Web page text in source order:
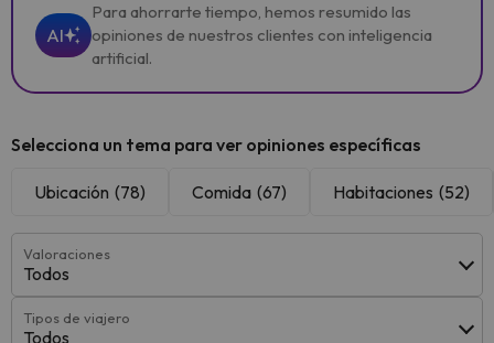
AI
Para ahorrarte tiempo, hemos resumido las
opiniones de nuestros clientes con inteligencia
artificial.
Selecciona un tema para ver opiniones específicas
Ubicación (78) Comida (67) Habitaciones (52)
Valoraciones
Todos
Tipos de viajero
Todos